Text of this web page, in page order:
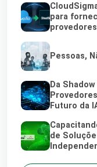
para
Pessoas,
Da
Futuro da
de